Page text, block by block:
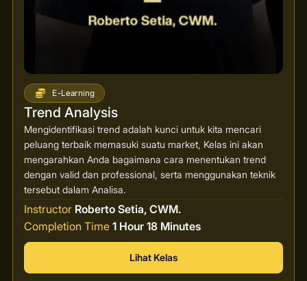
E-Learning
Trend Analysis
Mengidentifikasi trend adalah kunci untuk kita mencari
peluang terbaik memasuki suatu market, Kelas ini akan
mengarahkan Anda bagaimana cara menentukan trend
dengan valid dan professional, serta menggunakan teknik
tersebut dalam Analisa.
Instructor Roberto Setia, CWM.
Completion Time 1 Hour 18 Minutes
Lihat Kelas